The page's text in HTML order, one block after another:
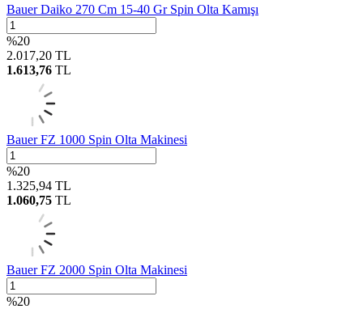
Bauer Daiko 270 Cm 15-40 Gr Spin Olta Kamışı
%20
2.017,20 TL
1.613,76 TL
Bauer FZ 1000 Spin Olta Makinesi
%20
1.325,94 TL
1.060,75 TL
Bauer FZ 2000 Spin Olta Makinesi
%20